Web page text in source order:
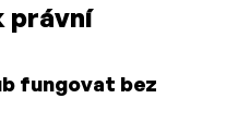
právní
fungovat bez